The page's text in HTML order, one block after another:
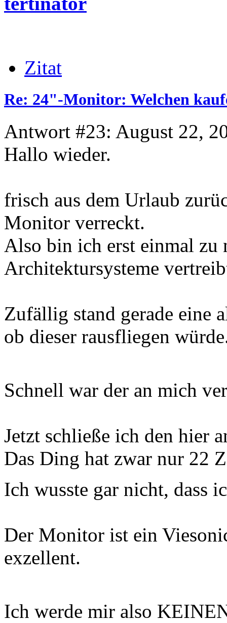
Zitat
Re: 24"-Monitor: Welchen
Antwort #23: August 22,
Hallo wieder.
frisch aus dem Urlaub
Monitor verreckt.
Also bin ich erst einmal zu
Architektursysteme
Zufällig stand gerade eine
ob dieser rausfliegen
Schnell war der an mich
Jetzt schließe ich den hier
Das Ding hat zwar nur 22
Ich wusste gar nicht, dass
Der Monitor ist ein
exzellent.
Ich werde mir also